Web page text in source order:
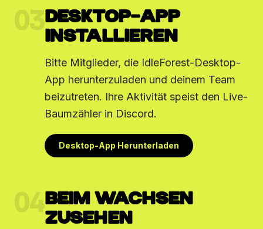
03DESKTOP-APP
INSTALLIEREN
Bitte Mitglieder, die IdleForest-Desktop-
App herunterzuladen und deinem Team
beizutreten. Ihre Aktivität speist den Live-
Baumzähler in Discord.
Desktop-App Herunterladen
04BEIM WACHSEN
ZUSEHEN